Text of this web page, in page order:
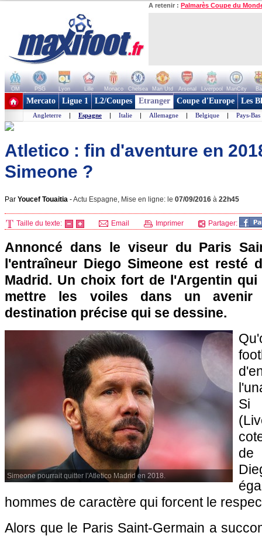
A retenir : Palmarès Coupe du
OM PSG Lyon Lille Monaco Chelsea Man Utd Arsenal Liverpool ManCity
+ de clubs
Mercato Ligue 1 L2/Coupes Etranger Coupe d'Europe Les
Angleterre | Espagne | Italie | Allemagne | Belgique | Pays-Bas
Atletico : fin d'aventure en
Simeone ?
Par Youcef Touaitia -Actu Espagne, Mise en ligne: le 07/09/2016 à 22h45
Taille du texte: Email Imprimer Partager:
Annoncé dans le viseur du Paris
l'entraîneur Diego Simeone est resté
Madrid. Un choix fort de l'Argentin
mettre les voiles dans un avenir
destination précise qui se dessine.
Simeone pourrait quitter l'Atletico Madrid en 2018.
Si
hommes de caractère qui forcent le
Alors que le Paris Saint-Germain a